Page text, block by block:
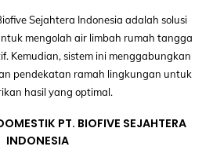
Sejahtera Indonesia adalah solusi
mengolah air limbah rumah tangga
Kemudian, sistem ini menggabungkan
pendekatan ramah lingkungan untuk
hasil yang optimal.
PT. BIOFIVE SEJAHTERA
INDONESIA